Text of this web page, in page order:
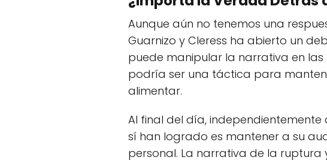
Aunque aún no tenemos una
Guarnizo y Cleress ha abierto un
puede manipular la narrativa en
podría ser una táctica para
alimentar.
Al final del día,
sí han logrado es mantener a su
personal. La narrativa de la ruptura